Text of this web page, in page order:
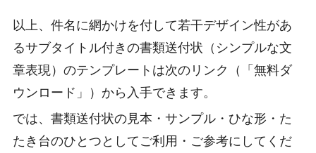
以上、件名に網かけを付して若干デザイン性があ
るサブタイトル付きの書類送付状（シンプルな文
章表現）のテンプレートは次のリンク（「無料ダ
ウンロード」）から入手できます。
では、書類送付状の見本・サンプル・ひな形・た
たき台のひとつとしてご利用・ご参考にしてくだ